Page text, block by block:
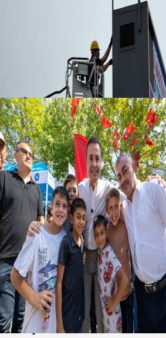
Büyükşehir Çevresel İzleme Ağını
Bandırma ile Güçlendirdi
05 Ağustos 2026
Akın: Benim derdim memlekete
hizmet hemşerim!
05 Ağustos 2026
Anasayfa/Gündem /Akın: Benim
hemşerim!
Akın: Benim derdim
hemşerim!